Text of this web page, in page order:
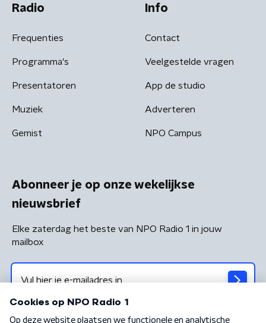
Radio
Frequenties
Programma's
Presentatoren
Muziek
Gemist
Info
Contact
Veelgestelde vragen
App de studio
Adverteren
NPO Campus
Abonneer je op onze wekelijkse
nieuwsbrief
Elke zaterdag het beste van NPO Radio 1 in jouw
mailbox